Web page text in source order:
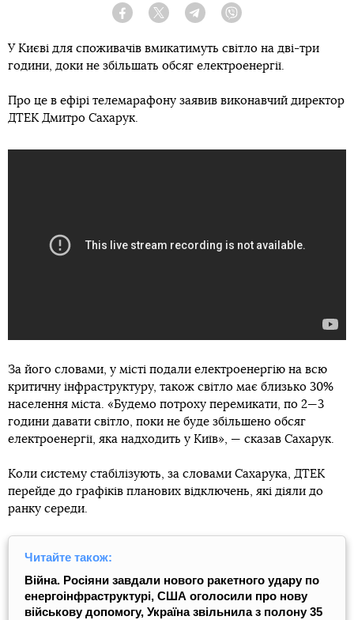
Facebook Twitter Telegram
У Києві для споживачів вмикатимуть світло на дві-три
години, доки не збільшать обсяг електроенергії.
Про це в ефірі телемарафону заявив виконавчий директор
ДТЕК Дмитро Сахарук.
За його словами, у місті подали електроенергію на всю
критичну інфраструктуру, також світло має близько 30%
населення міста. «Будемо потроху перемикати, по 2—3
години давати світло, поки не буде збільшено обсяг
електроенергії, яка надходить у Київ», — сказав Сахарук.
Коли систему стабілізують, за словами Сахарука, ДТЕК
перейде до графіків планових відключень, які діяли до
ранку середи.
Читайте також:
Війна. Росіяни завдали нового ракетного удару по
енергоінфраструктурі, США оголосили про нову
військову допомогу, Україна звільнила з полону 35